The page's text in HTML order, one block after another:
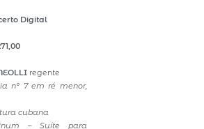
Digital
regente
nº 7 em ré menor,
cubana
– Suíte para